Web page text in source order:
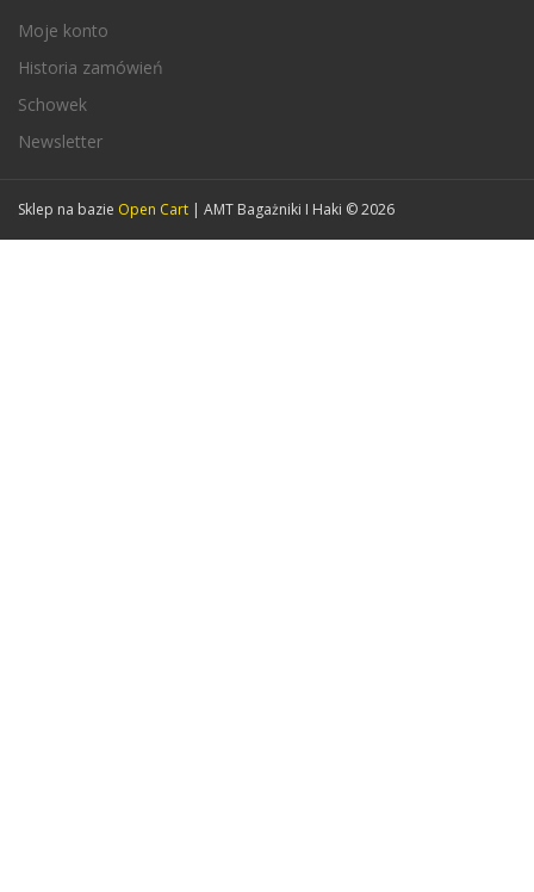
Moje konto
Historia zamówień
Schowek
Newsletter
Sklep na bazie Open Cart | AMT Bagażniki I Haki © 2026